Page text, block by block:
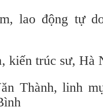
lao động tự
kiến trúc sư, Hà
Thành, linh